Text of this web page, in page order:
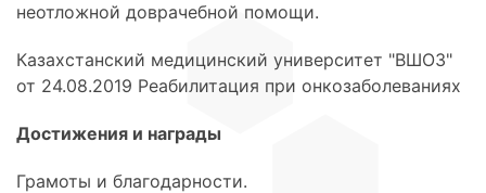
неотложной доврачебной помощи.
Казахстанский медицинский университет "ВШОЗ"
от 24.08.2019 Реабилитация при онкозаболеваниях
Достижения и награды
Грамоты и благодарности.